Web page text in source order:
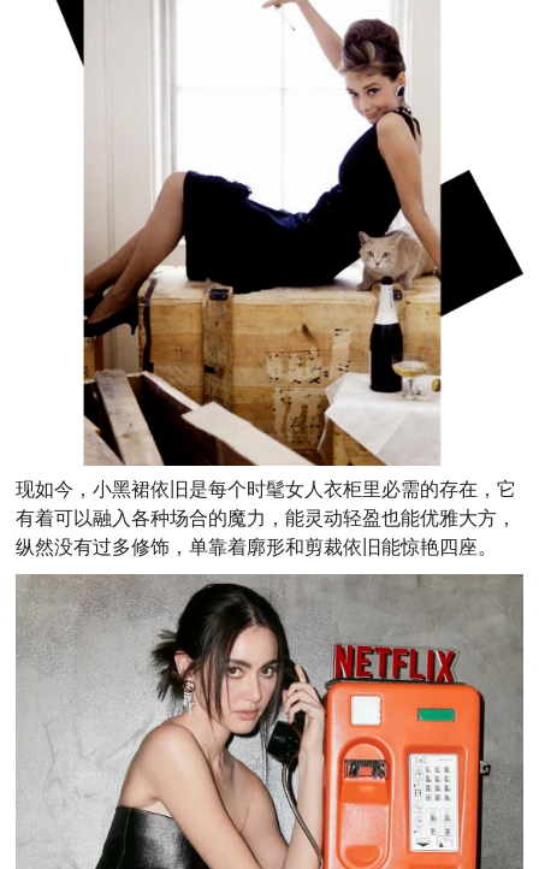
现如今，小黑裙依旧是每个时髦女人衣柜里必需的存在，它
有着可以融入各种场合的魔力，能灵动轻盈也能优雅大方，
纵然没有过多修饰，单靠着廓形和剪裁依旧能惊艳四座。